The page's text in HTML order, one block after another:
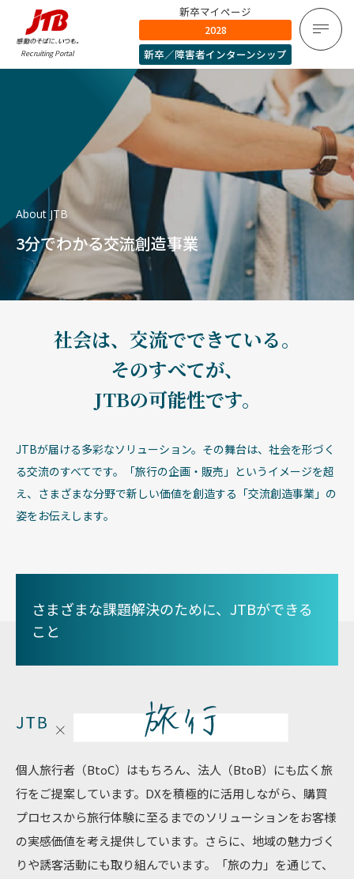
Recruiting Portal
新卒マイページ
2028
新卒／障害者インターンシップ
About JTB
3分でわかる交流創造事業
社会は、交流でできている。
そのすべてが、
JTBの可能性です。
JTBが届ける多彩なソリューション。その舞台は、社会を形づく
る交流のすべてです。「旅行の企画・販売」というイメージを超
え、さまざまな分野で新しい価値を創造する「交流創造事業」の
姿をお伝えします。
さまざまな課題解決のために、JTBができる
こと
個人旅行者（BtoC）はもちろん、法人（BtoB）にも広く旅
行をご提案しています。DXを積極的に活用しながら、購買
プロセスから旅行体験に至るまでのソリューションをお客様
の実感価値を考え提供しています。さらに、地域の魅力づく
りや誘客活動にも取り組んでいます。「旅の力」を通じて、